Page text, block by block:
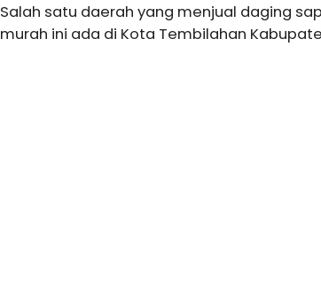
Salah satu daerah yang menjual daging
murah ini ada di Kota Tembilahan